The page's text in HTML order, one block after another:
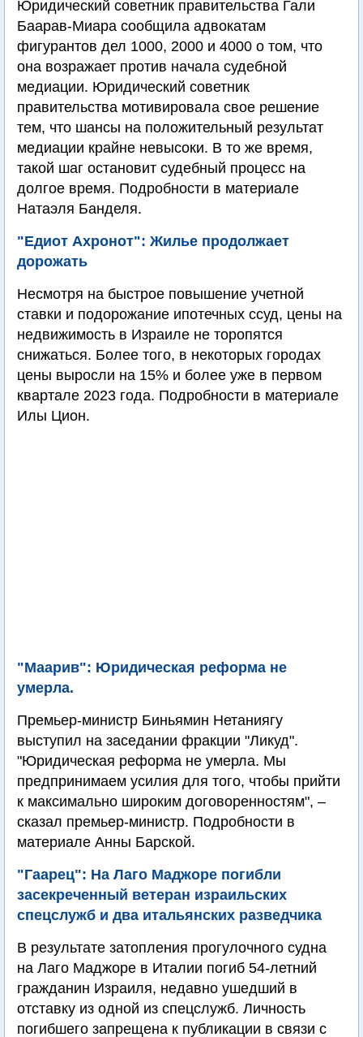
Юридический советник правительства Гали
Баарав-Миара сообщила адвокатам
фигурантов дел 1000, 2000 и 4000 о том, что
она возражает против начала судебной
медиации. Юридический советник
правительства мотивировала свое решение
тем, что шансы на положительный результат
медиации крайне невысоки. В то же время,
такой шаг остановит судебный процесс на
долгое время. Подробности в материале
Натаэля Банделя.
"Едиот Ахронот": Жилье продолжает
дорожать
Несмотря на быстрое повышение учетной
ставки и подорожание ипотечных ссуд, цены на
недвижимость в Израиле не торопятся
снижаться. Более того, в некоторых городах
цены выросли на 15% и более уже в первом
квартале 2023 года. Подробности в материале
Илы Цион.
"Маарив": Юридическая реформа не
умерла.
Премьер-министр Биньямин Нетаниягу
выступил на заседании фракции "Ликуд".
"Юридическая реформа не умерла. Мы
предпринимаем усилия для того, чтобы прийти
к максимально широким договоренностям", –
сказал премьер-министр. Подробности в
материале Анны Барской.
"Гаарец": На Лаго Маджоре погибли
засекреченный ветеран израильских
спецслужб и два итальянских разведчика
В результате затопления прогулочного судна
на Лаго Маджоре в Италии погиб 54-летний
гражданин Израиля, недавно ушедший в
отставку из одной из спецслужб. Личность
погибшего запрещена к публикации в связи с